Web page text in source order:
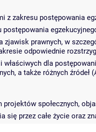
z zakresu postępowania
postępowania
prawnych, w
odpowiednie
dla
a także różnych źródeł
społecznych,
się przez całe życie oraz